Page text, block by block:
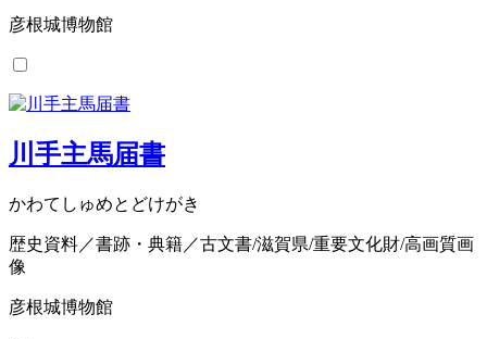
彦根城博物館
川手主馬届書
かわてしゅめとどけがき
歴史資料／書跡・典籍／古文書/滋賀県/重要文化財/高画質画
像
彦根城博物館